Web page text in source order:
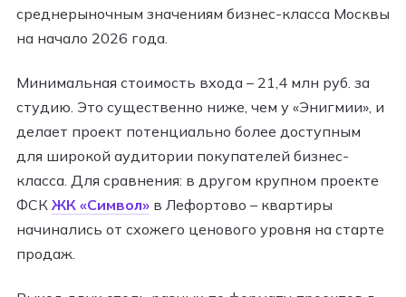
среднерыночным значениям бизнес-класса Москвы
на начало 2026 года.
Минимальная стоимость входа – 21,4 млн руб. за
студию. Это существенно ниже, чем у «Энигмии», и
делает проект потенциально более доступным
для широкой аудитории покупателей бизнес-
класса. Для сравнения: в другом крупном проекте
ФСК ЖК «Символ» в Лефортово – квартиры
начинались от схожего ценового уровня на старте
продаж.